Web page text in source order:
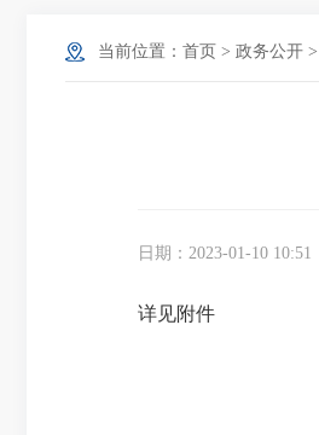
当前位置： 首页 > 政务公开 >
日期：2023-01-10 10:51
详见附件